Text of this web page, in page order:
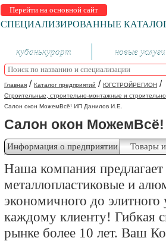
Перейти на основной сайт
СПЕЦИАЛИЗИРОВАННЫЕ
кубанькурорт новые услуги
Главная / Каталог предприятий / ЮГСТРОЙРЕГИОН /
Строительные, строительно-монтажные и
Салон окон МожемВсё! ИП Данилов И.Е.
Салон окон
Информация о предприятии Товары
Наша компания
металлопластиковые и
экономичного до
каждому клиенту! Гибкая
рынке более 10 лет. Ваш